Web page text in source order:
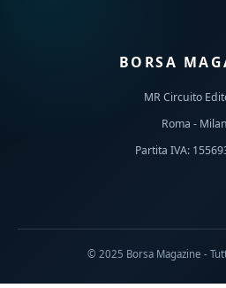
BORSA
MR Circuito
Roma -
Partita IVA:
© 2025 Borsa Magazine -